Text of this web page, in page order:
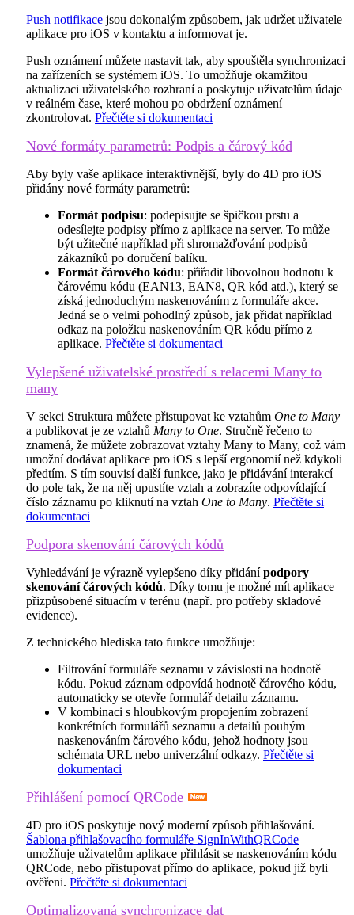
Push notifikace jsou dokonalým způsobem, jak udržet uživatele
aplikace pro iOS v kontaktu a informovat je.
Push oznámení můžete nastavit tak, aby spouštěla synchronizaci
na zařízeních se systémem iOS. To umožňuje okamžitou
aktualizaci uživatelského rozhraní a poskytuje uživatelům údaje
v reálném čase, které mohou po obdržení oznámení
zkontrolovat. Přečtěte si dokumentaci
Nové formáty parametrů: Podpis a čárový kód
Aby byly vaše aplikace interaktivnější, byly do 4D pro iOS
přidány nové formáty parametrů:
Formát podpisu: podepisujte se špičkou prstu a
odesílejte podpisy přímo z aplikace na server. To může
být užitečné například při shromažďování podpisů
zákazníků po doručení balíku.
Formát čárového kódu: přiřadit libovolnou hodnotu k
čárovému kódu (EAN13, EAN8, QR kód atd.), který se
získá jednoduchým naskenováním z formuláře akce.
Jedná se o velmi pohodlný způsob, jak přidat například
odkaz na položku naskenováním QR kódu přímo z
aplikace. Přečtěte si dokumentaci
Vylepšené uživatelské prostředí s relacemi Many to
many
V sekci Struktura můžete přistupovat ke vztahům One to Many
a publikovat je ze vztahů Many to One. Stručně řečeno to
znamená, že můžete zobrazovat vztahy Many to Many, což vám
umožní dodávat aplikace pro iOS s lepší ergonomií než kdykoli
předtím. S tím souvisí další funkce, jako je přidávání interakcí
do pole tak, že na něj upustíte vztah a zobrazíte odpovídající
číslo záznamu po kliknutí na vztah One to Many. Přečtěte si
dokumentaci
Podpora skenování čárových kódů
Vyhledávání je výrazně vylepšeno díky přidánípodpory
skenování čárových kódů. Díky tomu je možné mít aplikace
přizpůsobené situacím v terénu (např. pro potřeby skladové
evidence).
Z technického hlediska tato funkce umožňuje:
Filtrování formuláře seznamu v závislosti na hodnotě
kódu. Pokud záznam odpovídá hodnotě čárového kódu,
automaticky se otevře formulář detailu záznamu.
V kombinaci s hloubkovým propojením zobrazení
konkrétních formulářů seznamu a detailů pouhým
naskenováním čárového kódu, jehož hodnoty jsou
schémata URL nebo univerzální odkazy. Přečtěte si
dokumentaci
Přihlášení pomocí QRCode
4D pro iOS poskytuje nový moderní způsob přihlašování.
Šablona přihlašovacího formuláře SignInWithQRCode
umožňuje uživatelům aplikace přihlásit se naskenováním kódu
QRCode, nebo přistupovat přímo do aplikace, pokud již byli
ověřeni. Přečtěte si dokumentaci
Optimalizovaná synchronizace dat